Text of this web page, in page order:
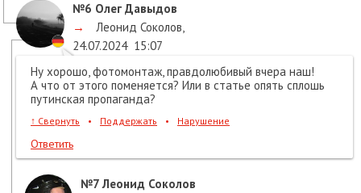
№6 Олег Давыдов
→
Леонид Соколов,
24.07.2024 15:07
Ну хорошо, фотомонтаж, правдолюбивый вчера наш!
А что от этого поменяется? Или в статье опять сплошь
путинская пропаганда?
↑ Свернуть • Поддержать • Нарушение
Ответить
№7Леонид Соколов